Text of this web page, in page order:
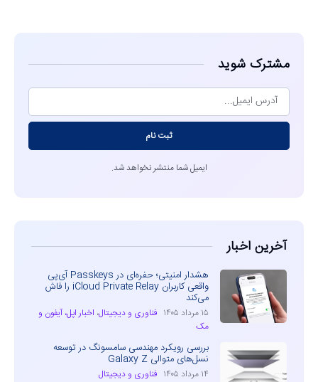
مشترک شوید
ثبت نام
ایمیل شما منتشر نخواهد شد.
آخرین اخبار
هشدار امنیتی؛ حفره‌ای در Passkeys آی‌پی
واقعی کاربران iCloud Private Relay را فاش
می‌کند
۱۵ مرداد ۱۴۰۵ فناوری و دیجیتال، اخبار اپل، آیفون و
مک
بررسی رویکرد مهندسی سامسونگ در توسعه
نسل‌های متوالی Galaxy Z
۱۴ مرداد ۱۴۰۵ فناوری و دیجیتال